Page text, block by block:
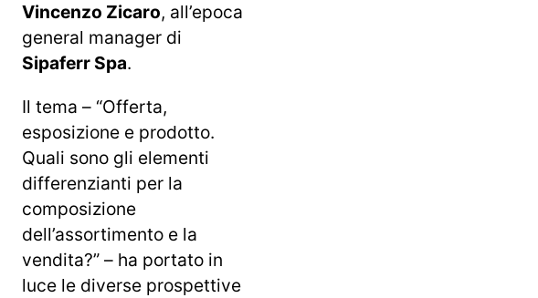
Vincenzo Zicaro, all’epoca
general manager di
Sipaferr Spa.
Il tema – “Offerta,
esposizione e prodotto.
Quali sono gli elementi
differenzianti per la
composizione
dell’assortimento e la
vendita?” – ha portato in
luce le diverse prospettive